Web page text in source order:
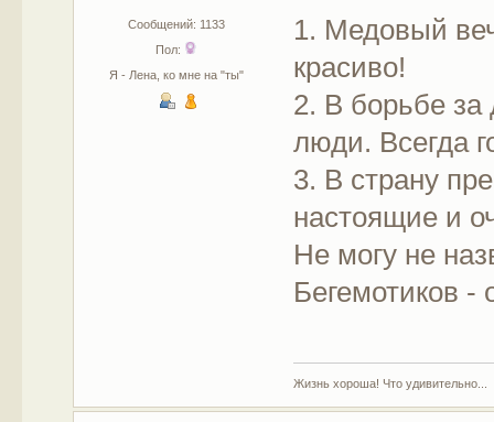
Сообщений: 1133
Пол:
Я - Лена, ко мне на "ты"
1. Медовый
красиво!
2. В борьбе
люди. Всегда
3. В страну
настоящие и
Не могу не
Бегемотиков -
Жизнь хороша! Что удивительно...